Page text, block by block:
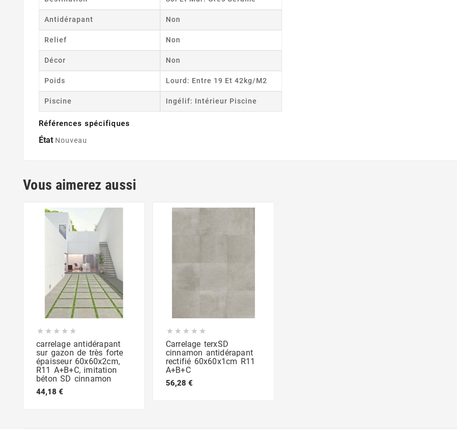
Antidérapant Non
Relief Non
Décor Non
Poids Lourd: Entre 19 Et 42kg/m2
Piscine Ingélif: Intérieur Piscine
Références spécifiques
État Nouveau
Vous aimerez aussi
    
carrelage antidérapant
sur gazon de très forte
épaisseur 60x60x2cm,
R11 A+B+C, imitation
béton SD cinnamon
44,18 €
    
Carrelage terxSD
cinnamon antidérapant
rectifié 60x60x1cm R11
A+B+C
56,28 €